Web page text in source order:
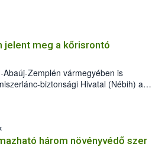
jelent meg a kőrisrontó
Zemplén vármegyében is
biztonsági Hivatal (Nébih) a
(Agrilus planipennis) jelenlétét. A
találták meg, de már fertőzött
az intézkedéseket a szlovák
a terjedés megállítása érdekében.
három növényvédő szer